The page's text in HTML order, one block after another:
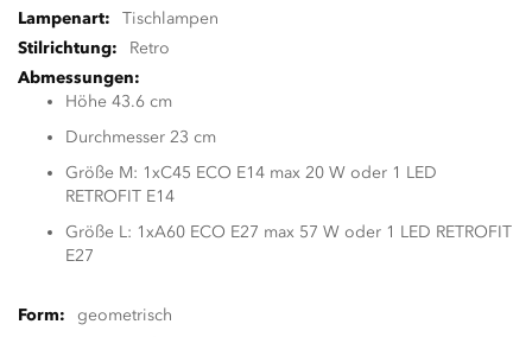
Tischlampen
Retro
Höhe 43.6 cm
Durchmesser 23 cm
Größe M: 1xC45 ECO E14 max 20 W oder 1 LED
RETROFIT E14
Größe L: 1xA60 ECO E27 max 57 W oder 1 LED RETROFIT
E27
geometrisch